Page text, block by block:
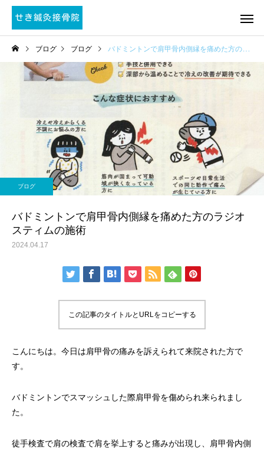
ブログ ブログ バドミントンで肩甲骨内側縁を痛めた方のラジオスティムの施術
ブログ
バドミントンで肩甲骨内側縁を痛めた方のラジオ
スティムの施術
2024.04.17
この記事のタイトルとURLをコピーする
こんにちは。今日は肩甲骨の痛みを訴えられて来院された方で
す。
バドミントンでスマッシュした際肩甲骨を傷められ来られまし
た。
徒手検査で肩の検査で肩を挙上すると痛みが出現し、肩甲骨内側